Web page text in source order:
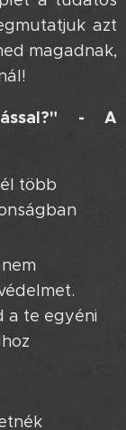
azt
magadnak,
- A
több
a te egyéni